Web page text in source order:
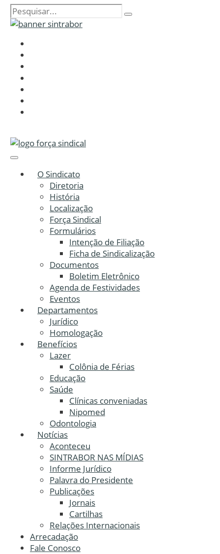
O Sindicato
Diretoria
História
Localização
Força Sindical
Formulários
Intenção de Filiação
Ficha de Sindicalização
Documentos
Boletim Eletrônico
Agenda de Festividades
Eventos
Departamentos
Jurídico
Homologação
Benefícios
Lazer
Colônia de Férias
Educação
Saúde
Clínicas conveniadas
Nipomed
Odontologia
Notícias
Aconteceu
SINTRABOR NAS MÍDIAS
Informe Jurídico
Palavra do Presidente
Publicações
Jornais
Cartilhas
Relações Internacionais
Arrecadação
Fale Conosco